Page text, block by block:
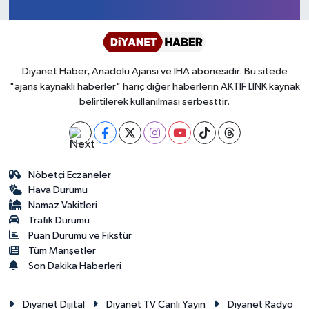
Diyanet Haber, Anadolu Ajansı ve İHA abonesidir. Bu sitede
"ajans kaynaklı haberler" hariç diğer haberlerin AKTİF LİNK kaynak
belirtilerek kullanılması serbesttir.
Nöbetçi Eczaneler
Hava Durumu
Namaz Vakitleri
Trafik Durumu
Puan Durumu ve Fikstür
Tüm Manşetler
Son Dakika Haberleri
Diyanet Dijital Diyanet TV Canlı Yayın Diyanet Radyo
Aydın Müftülüğü
Balıkesir Müftülüğü
Batman Müftülüğü
Bayburt Müftülüğü
Bilecik Müftülüğü
Bingöl Müftülüğü
Mukabele
Peygamberimizin Hayatı
Sahabeler
Zekat
DİYANET GENÇLİK
DİYANET RADYO/TV
Dünya
Eğitim
Kültür-Sanat
Aile